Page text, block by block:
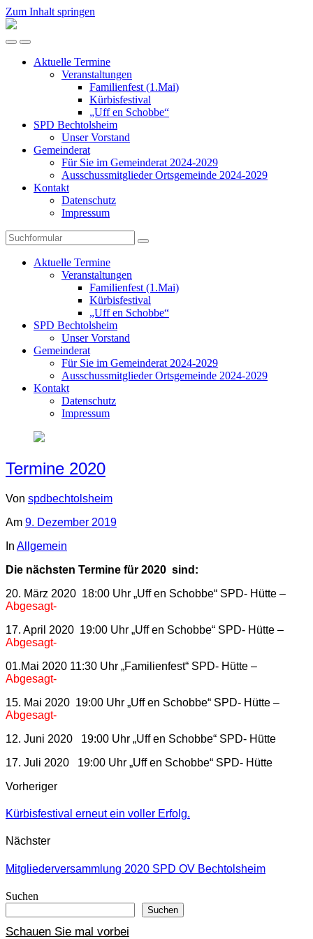
Zum Inhalt springen
SPD
Mobil-
umschalten
Suchfeld
umschalten
Aktuelle Termine
Veranstaltungen
Familienfest (1.Mai)
Kürbisfestival
„Uff en Schobbe“
SPD Bechtolsheim
Unser Vorstand
Gemeinderat
Für Sie im Gemeinderat 2024-2029
Ausschussmitglieder Ortsgemeinde 2024-2029
Kontakt
Datenschutz
Impressum
Suchen
Aktuelle Termine
Veranstaltungen
Familienfest (1.Mai)
Kürbisfestival
„Uff en Schobbe“
SPD Bechtolsheim
Unser Vorstand
Gemeinderat
Für Sie im Gemeinderat 2024-2029
Ausschussmitglieder Ortsgemeinde 2024-2029
Kontakt
Datenschutz
Impressum
Termine 2020
Von spdbechtolsheim
Am 9. Dezember 2019
In Allgemein
Die nächsten Termine für 2020 sind:
20. März 2020 18:00 Uhr „Uff en Schobbe“ SPD- Hütte –
Abgesagt-
17. April 2020 19:00 Uhr „Uff en Schobbe“ SPD- Hütte –
Abgesagt-
01.Mai 2020 11:30 Uhr „Familienfest“ SPD- Hütte –
Abgesagt-
15. Mai 2020 19:00 Uhr „Uff en Schobbe“ SPD- Hütte –
Abgesagt-
12. Juni 2020 19:00 Uhr „Uff en Schobbe“ SPD- Hütte
17. Juli 2020 19:00 Uhr „Uff en Schobbe“ SPD- Hütte
Vorheriger
Kürbisfestival erneut ein voller Erfolg.
Nächster
Mitgliederversammlung 2020 SPD OV Bechtolsheim
Suchen
Suchen
Schauen Sie mal vorbei